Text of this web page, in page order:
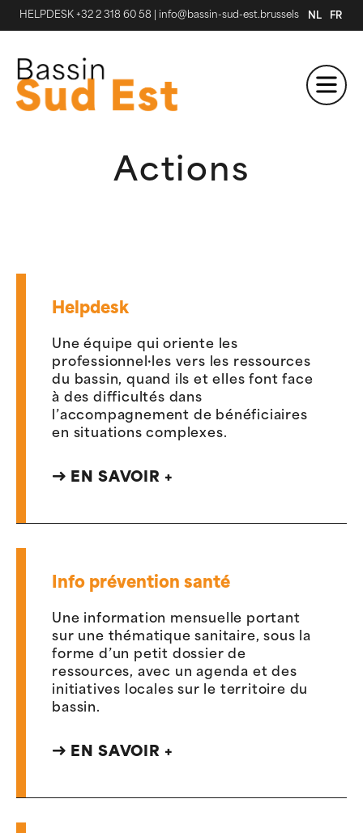
HELPDESK +32 2 318 60 58 info@bassin-sud-est.brussels NL FR
Actions
Helpdesk
Une équipe qui oriente les
professionnel·les vers les ressources
du bassin, quand ils et elles font face
à des difficultés dans
l’accompagnement de bénéficiaires
en situations complexes.
EN SAVOIR +
Info prévention santé
Une information mensuelle portant
sur une thématique sanitaire, sous la
forme d’un petit dossier de
ressources, avec un agenda et des
initiatives locales sur le territoire du
bassin.
EN SAVOIR +